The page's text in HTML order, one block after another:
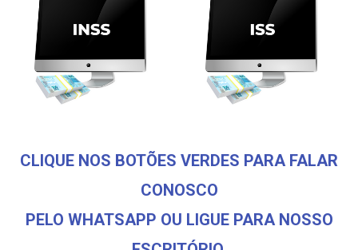
CLIQUE NOS BOTÕES VERDES PARA FALAR
CONOSCO
PELO WHATSAPP OU LIGUE PARA NOSSO